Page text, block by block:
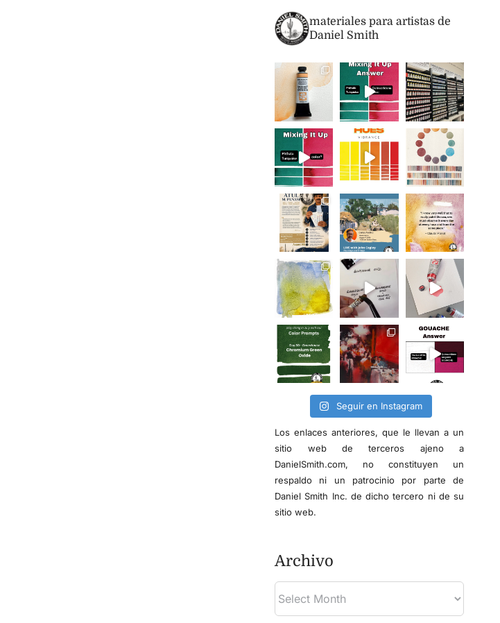
materiales para artistas de
Daniel Smith
Seguir en Instagram
Los enlaces anteriores, que le llevan a un
sitio web de terceros ajeno a
DanielSmith.com, no constituyen un
respaldo ni un patrocinio por parte de
Daniel Smith Inc. de dicho tercero ni de su
sitio web.
Archivo